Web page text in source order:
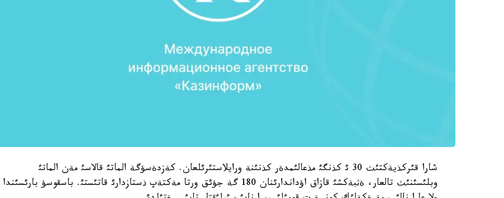
شارا قئركذيةكتئث 30 ئ كذنگئ مذعالئمدةر كذنئنة ورايلاستئرئلعان. كةزدةسؤگة الماتئ قالاسئ مةن الماتئ
وبلئسئنئث تالعار، ةثبةكشئ قازاق اؤداندارئنان 180 گة جؤئق ورتا مةكتةپ ذستازدارئ قاتئستئ. باسقوسؤ بارئسئندا